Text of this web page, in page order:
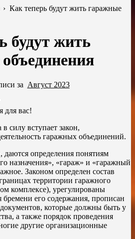
› Как теперь будут жить гаражные
будут жить
за Август 2023
для вас!
силу вступает закон,
гаражных объединений.
даются определения понятиям
назначения», «гараж» и «гаражный
Законом определен состав
территории гаражного
комплексе), урегулированы
его содержания, прописан
которые должны быть у
а также порядок проведения
другие организационные